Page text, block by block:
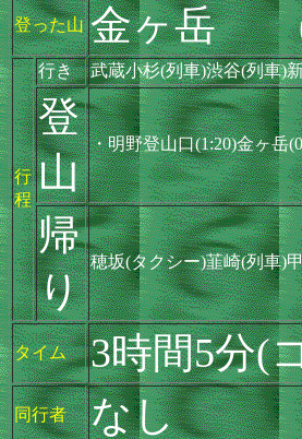
登った山 金ヶ岳
行
程
行き 武蔵小杉(列車)渋谷(列車)
登
山
・明野登山口(1:20)金ヶ岳
帰
り
穂坂(タクシー)韮崎(列車)
タイム 3時間5分(
同行者 なし